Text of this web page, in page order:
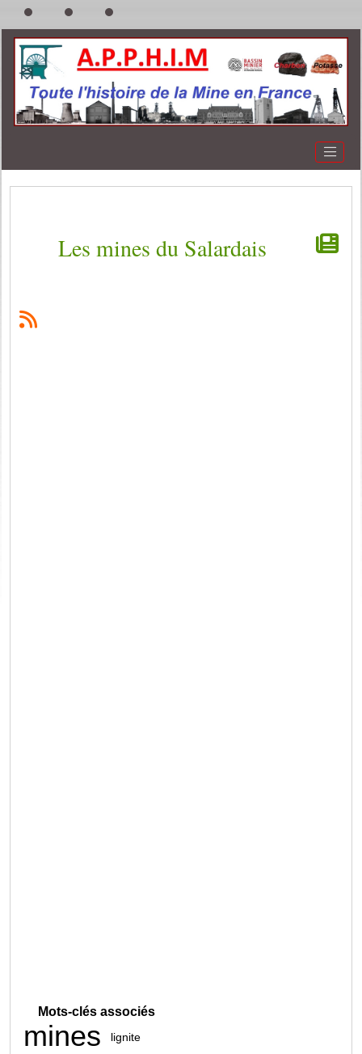
Les mines du Salardais
Mots-clés associés
mines lignite